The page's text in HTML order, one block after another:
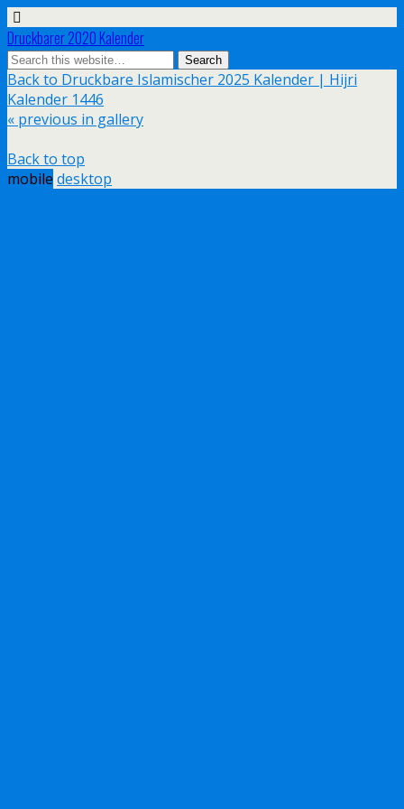
Druckbarer 2020 Kalender
Back to Druckbare Islamischer 2025 Kalender | Hijri
Kalender 1446
« previous in gallery
Back to top
mobile desktop